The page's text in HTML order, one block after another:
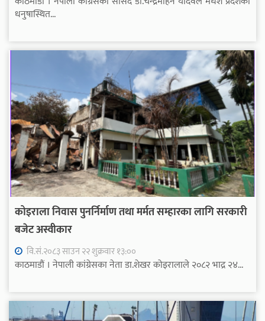
धनुषास्थित...
कोइराला निवास पुनर्निर्माण तथा मर्मत सम्हारका लागि सरकारी
बजेट अस्वीकार
वि.सं.२०८३ साउन २२ शुक्रवार १३:००
काठमाडौं । नेपाली कांग्रेसका नेता डा.शेखर कोइरालाले २०८२ भाद्र २४...